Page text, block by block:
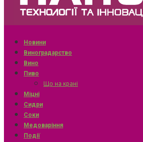
Новини
Виноградарство
Вино
Пиво
Що на крані
Міцні
Сидри
Соки
Медоваріння
Події